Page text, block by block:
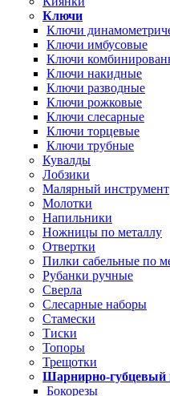
Ключи
Ключи
Ключи имбусовые
Ключи
Ключи накидные
Ключи разводные
Ключи рожковые
Ключи слесарные
Ключи торцевые
Ключи трубные
Кувалды
Лобзики
Малярный инструмент
Молотки
Напильники
Ножницы по металлу
Отвертки
Пилки сабельные по
Рубанки ручные
Сверла
Слесарные наборы
Стамески
Тиски
Топоры
Трещотки
Шарнирно-губцевый
Бокорезы